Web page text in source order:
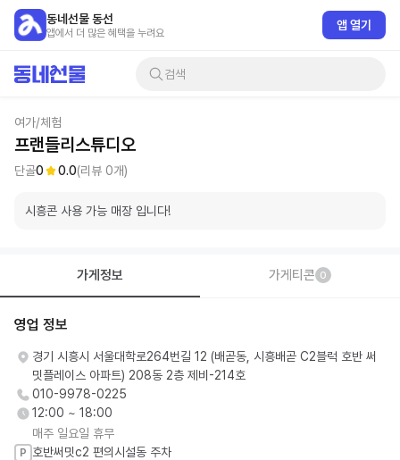
동네선물 동선
앱에서 더 많은 혜택을 누려요
앱 열기
검색
여가/체험
프랜들리스튜디오
단골0 0.0(리뷰 0개)
시흥콘 사용 가능 매장 입니다!
가게정보 가게티콘 0
영업 정보
경기 시흥시 서울대학로264번길 12 (배곧동, 시흥배곧 C2블럭 호반 써
밋플레이스 아파트) 208동 2층 제비-214호
010-9978-0225
12:00 ~ 18:00
매주 일요일 휴무
P 호반써밋c2 편의시설동 주차